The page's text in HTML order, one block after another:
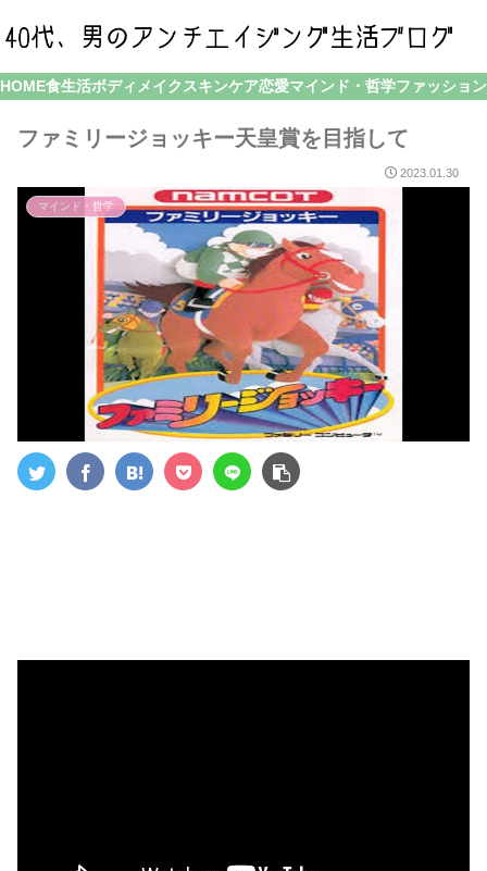
HOME食生活ボディメイク スキンケア恋愛マインド・哲学ファッション
ファミリージョッキー天皇賞を目指して
2023.01.30
マインド・哲学